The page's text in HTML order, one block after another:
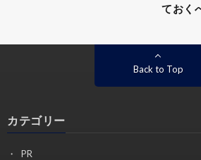
ておく
Back to Top
カテゴリー
PR